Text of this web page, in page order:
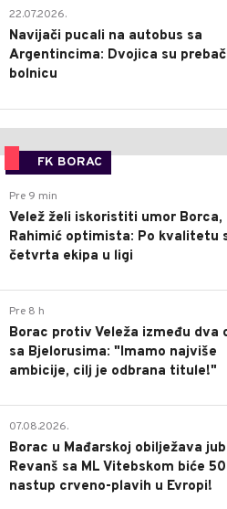
22.07.2026.
Navijači pucali na autobus sa
Argentincima: Dvojica su
bolnicu
FK BORAC
Pre 9 min
Velež želi iskoristiti umor Borca,
Rahimić optimista: Po kvalitetu
četvrta ekipa u ligi
Pre 8 h
Borac protiv Veleža između dva
sa Bjelorusima: "Imamo najviše
ambicije, cilj je odbrana titule!"
07.08.2026.
Borac u Mađarskoj obilježava
Revanš sa ML Vitebskom biće
nastup crveno-plavih u Evropi!